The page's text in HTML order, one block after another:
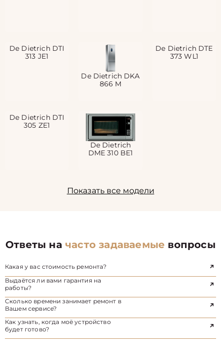
De Dietrich DTI
313 JE1
De Dietrich DKA
866 M
De Dietrich DTE
373 WL1
De Dietrich DTI
305 ZE1
De Dietrich
DME 310 BE1
Показать все модели
Ответы начасто задаваемые вопросы
Какая у вас стоимость ремонта?
Выдаётся ли вами гарантия на
работы?
Сколько времени занимает ремонт в
Вашем сервисе?
Как узнать, когда моё устройство
будет готово?